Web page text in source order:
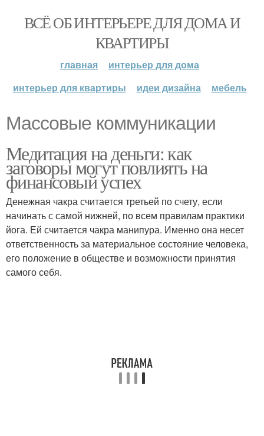
ВСЁ ОБ ИНТЕРЬЕРЕ ДЛЯ ДОМА И
КВАРТИРЫ
главная
интерьер для дома
интерьер для квартиры
идеи дизайна мебель
Массовые коммуникации
Медитация на деньги: как
заговоры могут повлиять на
финансовый успех
Денежная чакра считается третьей по счету, если
начинать с самой нижней, по всем правилам практики
йога. Ей считается чакра манипура. Именно она несет
ответственность за материальное состояние человека,
его положение в обществе и возможности принятия
самого себя.